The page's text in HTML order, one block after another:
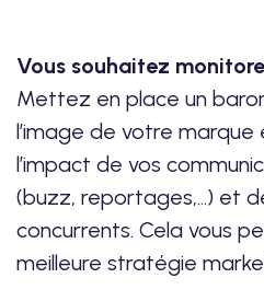
Vous souhaitez
Mettez en place un
l’image de votre marque
l’impact de vos
(buzz, reportages,...) et
concurrents. Cela vous
meilleure stratégie